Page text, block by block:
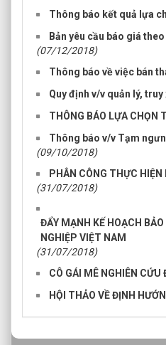
Thông báo kết quả lựa
Bản yêu cầu báo giá
(07/12/2018)
Thông báo về việc bán
Quy định v/v quản lý,
THÔNG BÁO LỰA CHỌN
Thông báo v/v Tạm
(09/10/2018)
PHÂN CÔNG THỰC
(31/07/2018)
ĐẨY MẠNH KẾ HOẠCH
NGHIỆP VIỆT NAM
(31/07/2018)
CÔ GÁI MÊ NGHIÊN
HỘI THẢO VỀ ĐỊNH